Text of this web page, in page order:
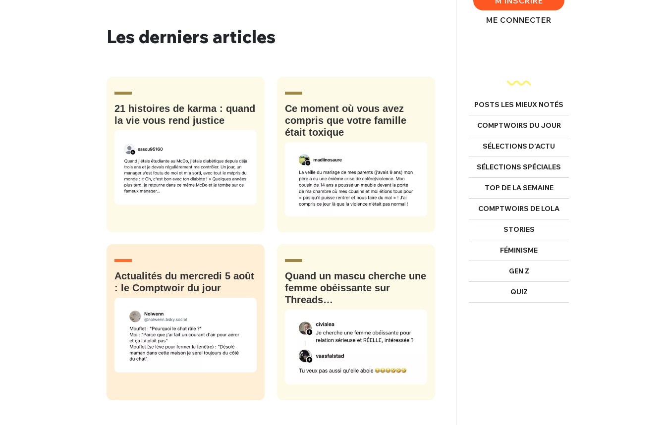
Les derniers articles
21 histoires de karma : quand
la vie vous rend justice
Ce moment où vous avez
compris que votre famille
était toxique
Actualités du mercredi 5 août
: le Comptwoir du jour
Quand un mascu cherche une
femme obéissante sur
Threads…
ME CONNECTER
POSTS LES MIEUX NOTÉS
COMPTWOIRS DU JOUR
SÉLECTIONS D’ACTU
SÉLECTIONS SPÉCIALES
TOP DE LA SEMAINE
COMPTWOIRS DE LOLA
STORIES
FÉMINISME
GEN Z
QUIZ
FERMER
PSEUDO *
PASSWORD*
Mot de passe perdu ?
FERMER
VOTRE PARTICIPATION
Que souhaitez-vous proposer ?
Quelques
tweets
Ma propre
sélection
Un Thread
C'EST PARTI